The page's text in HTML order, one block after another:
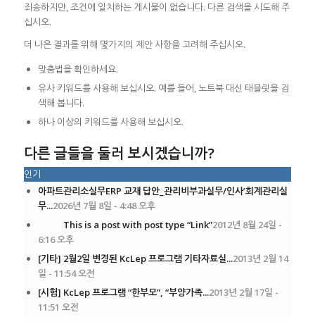
죄송하지만, 조건에 일치하는 게시물이 없습니다. 다른 검색을 시도해 주
십시오.
더 나은 결과를 위해 몇가지의 제안 사항을 고려해 주십시오.
맞춤법을 확인하세요.
유사 키워드를 사용해 보십시오. 예를 들어, 노트북 대신 태블릿을 검
색해 봅니다.
하나 이상의 키워드를 사용해 보십시오.
다른 글들을 둘러 보시겠습니까?
인기
아파트관리소실무ERP 교재 답안_관리비부과실무/인사’회계관리실
무...2026년 7월 8일 - 4:48 오후
This is a post with post type “Link”2012년 8월 24일 -
6:16 오후
[기타] 2월2일 변경된 KcLep 프로그램 기타자료실...2013년 2월 14
일 - 11:54 오전
[시험] KcLep 프로그램 “한부모”, “부양가족...2013년 2월 17일 -
11:51 오전